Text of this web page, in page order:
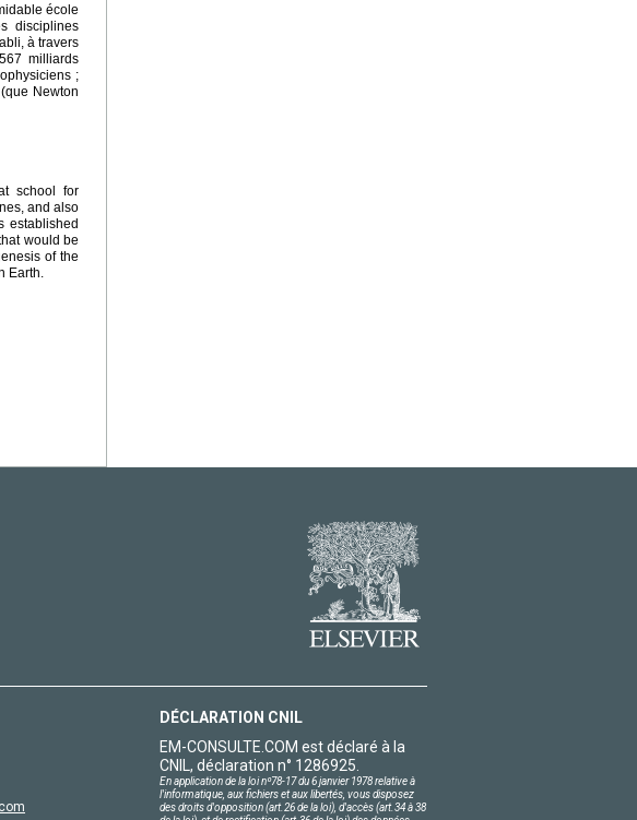
école
disciplines
à travers
milliards
;
Newton
school for
and also
established
would be
of the
Earth.
DÉCLARATION CNIL
EM-CONSULTE.COM est déclaré à la
CNIL, déclaration n° 1286925.
En application de la loi nº78-17 du 6 janvier 1978 relative à
l'informatique, aux fichiers et aux libertés, vous disposez
des droits d'opposition (art.26 de la loi), d'accès (art.34 à 38